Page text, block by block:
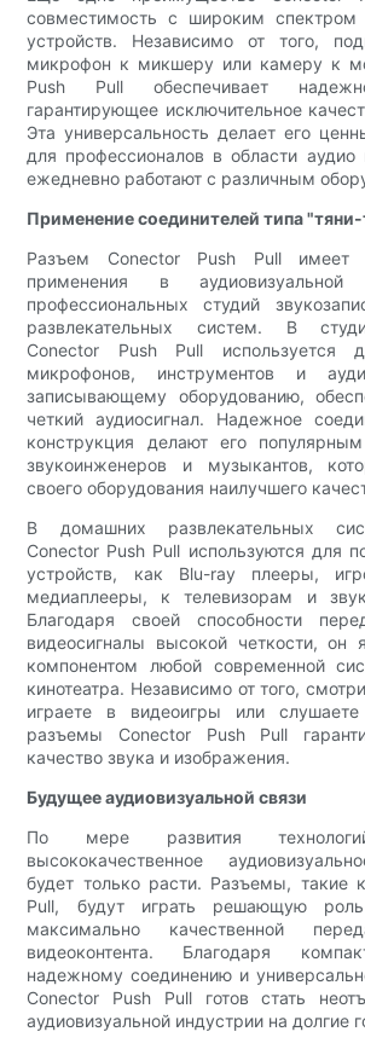
совместимость с широким спектром
устройств. Независимо от того,
микрофон к микшеру или камеру к
Push Pull обеспечивает
гарантирующее исключительное
Эта универсальность делает его
для профессионалов в области
ежедневно работают с различным
Применение соединителей типа
Разъем Conector Push Pull имеет
применения в
профессиональных студий
развлекательных систем. В
Conector Push Pull используется
микрофонов, инструментов и
записывающему оборудованию,
четкий аудиосигнал. Надежное
конструкция делают его
звукоинженеров и музыкантов,
своего оборудования наилучшего
В домашних развлекательных
Conector Push Pull используются для
устройств, как Blu-ray плееры,
медиаплееры, к телевизорам и
Благодаря своей способности
видеосигналы высокой четкости, он
компонентом любой современной
кинотеатра. Независимо от того,
играете в видеоигры или
разъемы Conector Push Pull
качество звука и изображения.
Будущее аудиовизуальной связи
По мере развития
высококачественное
будет только расти. Разъемы, такие
Pull, будут играть решающую
максимально качественной
видеоконтента. Благодаря
надежному соединению и
Conector Push Pull готов стать
аудиовизуальной индустрии на долгие